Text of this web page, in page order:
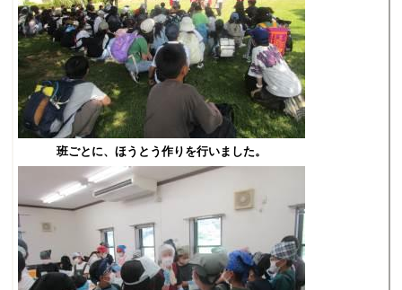
班ごとに、ほうとう作りを行いました。